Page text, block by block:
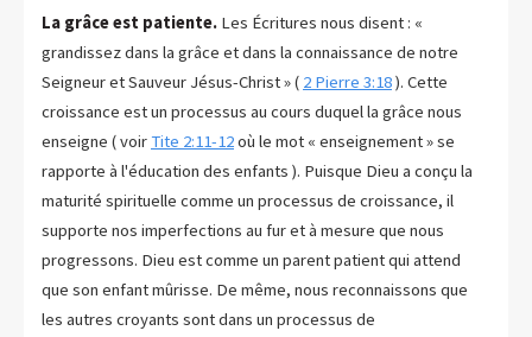
La grâce est patiente. Les Écritures nous disent : «
grandissez dans la grâce et dans la connaissance de notre
Seigneur et Sauveur Jésus-Christ » ( 2 Pierre 3:18). Cette
croissance est un processus au cours duquel la grâce nous
enseigne ( voir Tite 2:11-12où le mot « enseignement » se
rapporte à l'éducation des enfants ). Puisque Dieu a conçu la
maturité spirituelle comme un processus de croissance, il
supporte nos imperfections au fur et à mesure que nous
progressons. Dieu est comme un parent patient qui attend
que son enfant mûrisse. De même, nous reconnaissons que
les autres croyants sont dans un processus de